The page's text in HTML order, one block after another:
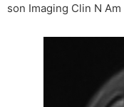
son Imaging Clin N